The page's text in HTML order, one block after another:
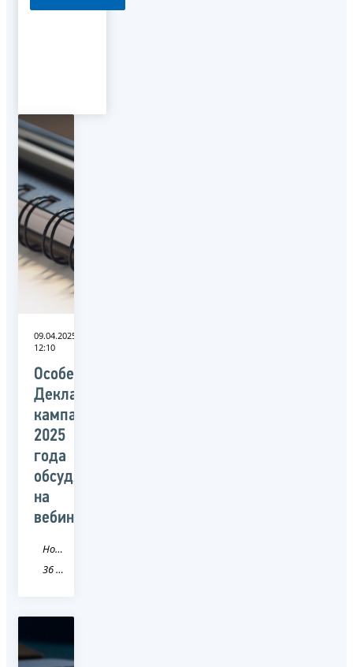
09.04.2025
12:10
Особенности
Декларационной
кампании
2025
года
обсудят
на
вебинаре
Новость
36 Воронежская область